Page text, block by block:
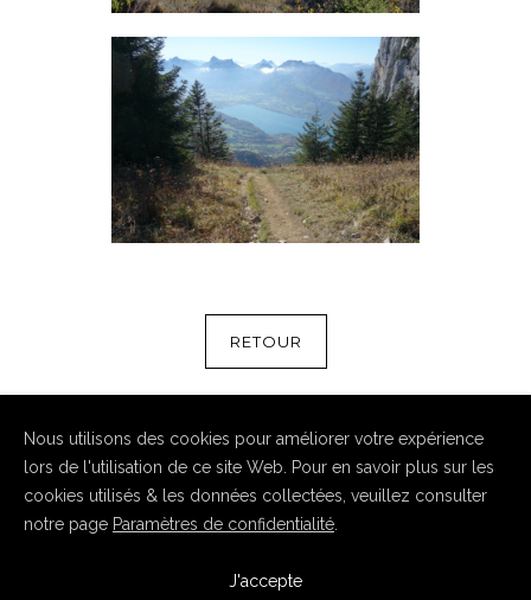
RETOUR
Mentions légales
Nous utilisons des cookies pour améliorer votre expérience
lors de l'utilisation de ce site Web. Pour en savoir plus sur les
cookies utilisés & les données collectées, veuillez consulter
notre page Paramètres de confidentialité
J'accepte